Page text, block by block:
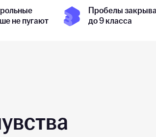
не пугают
Пробелы
до 9 класса